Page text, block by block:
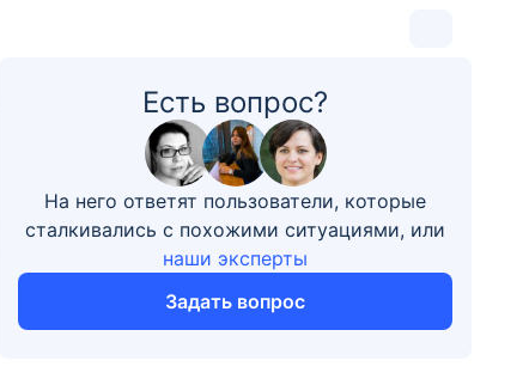
Есть вопрос?
На него ответят пользователи, которые
сталкивались с похожими ситуациями, или
наши эксперты
Задать вопрос